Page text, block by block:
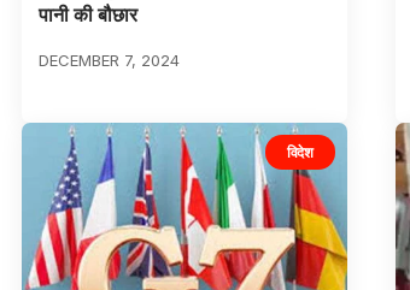
पानी की बौछार
DECEMBER 7, 2024
विदेश